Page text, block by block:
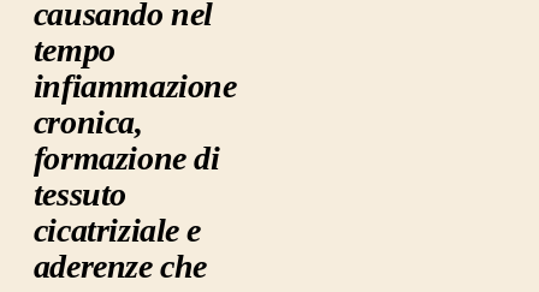
causando nel
tempo
infiammazione
cronica,
formazione di
tessuto
cicatriziale e
aderenze che